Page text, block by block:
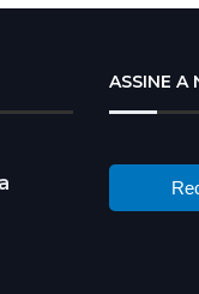
ASSINE A